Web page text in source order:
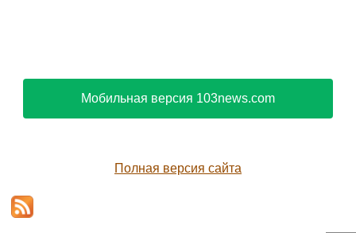
Мобильная версия 103news.com
Полная версия сайта